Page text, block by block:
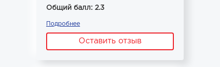
Общий балл: 2.3
Подробнее
Оставить отзыв